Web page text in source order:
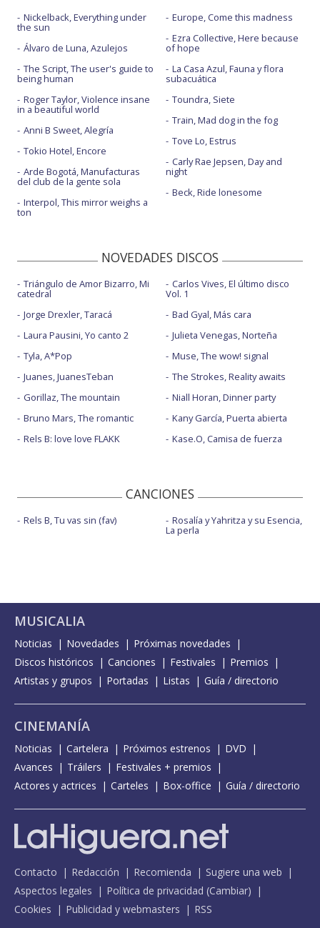
Nickelback, Everything under
the sun
Álvaro de Luna, Azulejos
The Script, The user's guide to
being human
Roger Taylor, Violence insane
in a beautiful world
Anni B Sweet, Alegría
Tokio Hotel, Encore
Arde Bogotá, Manufacturas
del club de la gente sola
Interpol, This mirror weighs a
ton
Europe, Come this madness
Ezra Collective, Here because
of hope
La Casa Azul, Fauna y flora
subacuática
Toundra, Siete
Train, Mad dog in the fog
Tove Lo, Estrus
Carly Rae Jepsen, Day and
night
Beck, Ride lonesome
NOVEDADES DISCOS
Triángulo de Amor Bizarro, Mi
catedral
Jorge Drexler, Taracá
Laura Pausini, Yo canto 2
Tyla, A*Pop
Juanes, JuanesTeban
Gorillaz, The mountain
Bruno Mars, The romantic
Rels B: love love FLAKK
Carlos Vives, El último disco
Vol. 1
Bad Gyal, Más cara
Julieta Venegas, Norteña
Muse, The wow! signal
The Strokes, Reality awaits
Niall Horan, Dinner party
Kany García, Puerta abierta
Kase.O, Camisa de fuerza
CANCIONES
Rels B, Tu vas sin (fav) Rosalía y Yahritza y su Esencia,
La perla
MUSICALIA
Noticias Novedades
Próximas novedades
Discos históricos
Canciones Festivales
Premios
Artistas y grupos
Portadas Listas Guía / directorio
CINEMANÍA
Noticias Cartelera Próximos estrenos
DVD
Avances
Tráilers
Festivales + premios
Actores y actrices
Carteles Box-office Guía / directorio
Contacto Redacción Recomienda
Sugiere una web
Aspectos legales
Política de privacidad (Cambiar)
Cookies
Publicidad y webmasters RSS